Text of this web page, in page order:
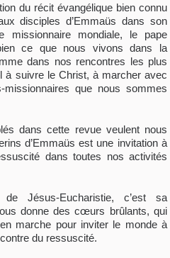
du récit évangélique bien connu
disciples d’Emmaüs dans son
missionnaire mondiale, le pape
ce que nous vivons dans la
dans nos rencontres les plus
à suivre le Christ, à marcher avec
que nous sommes
dans cette revue veulent nous
d’Emmaüs est une invitation à
dans toutes nos activités
de Jésus-Eucharistie, c’est sa
donne des cœurs brûlants, qui
marche pour inviter le monde à
du ressuscité.